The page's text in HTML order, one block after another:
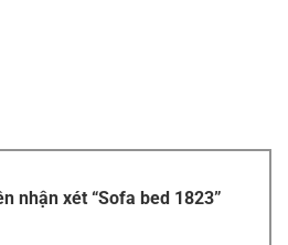
nhận xét “Sofa bed 1823”